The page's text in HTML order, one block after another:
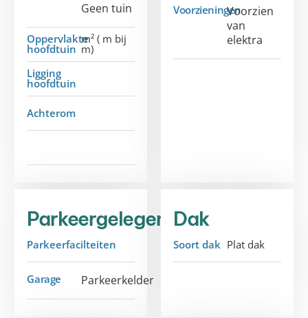
Geen tuin
Oppervlakte
hoofdtuin
m² ( m bij
m)
Ligging
hoofdtuin
Achterom
VoorzieningenVoorzien
van
elektra
Parkeergelegenheid
Parkeerfacilteiten
Garage Parkeerkelder
Dak
Soort dak Plat dak